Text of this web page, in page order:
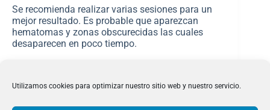
Utilizamos cookies para optimizar nuestro sitio web y nuestro servicio.
Se recomienda realizar varias sesiones para un
mejor resultado. Es probable que aparezcan
hematomas y zonas obscurecidas las cuales
desaparecen en poco tiempo.